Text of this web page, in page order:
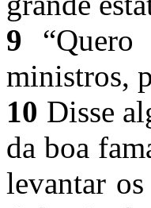
9
ministros,
10 Disse
da boa
levantar